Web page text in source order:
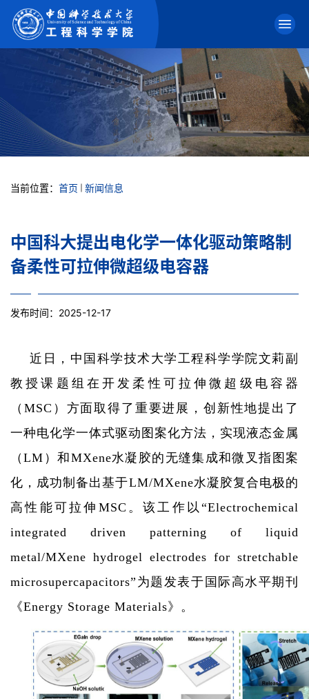
当前位置： 首页 新闻信息
中国科大提出电化学一体化驱动策略制
备柔性可拉伸微超级电容器
发布时间：2025-12-17
近日，中国科学技术大学工程科学学院文莉副
教授课题组在开发柔性可拉伸微超级电容器
（ MSC ）方面取得了重要进展，创新性地提出了
一种电化学一体式驱动图案化方法，实现液态金属
（LM ）和MXene水凝胶的无缝集成和微叉指图案
化，成功制备出基于LM/MXene水凝胶复合电极的
高性能可拉伸 MSC 。该工作以“Electrochemical
integrated driven patterning of liquid
metal/MXene hydrogel electrodes for stretchable
microsupercapacitors”为题发表于国际高水平期刊
《Energy Storage Materials》。